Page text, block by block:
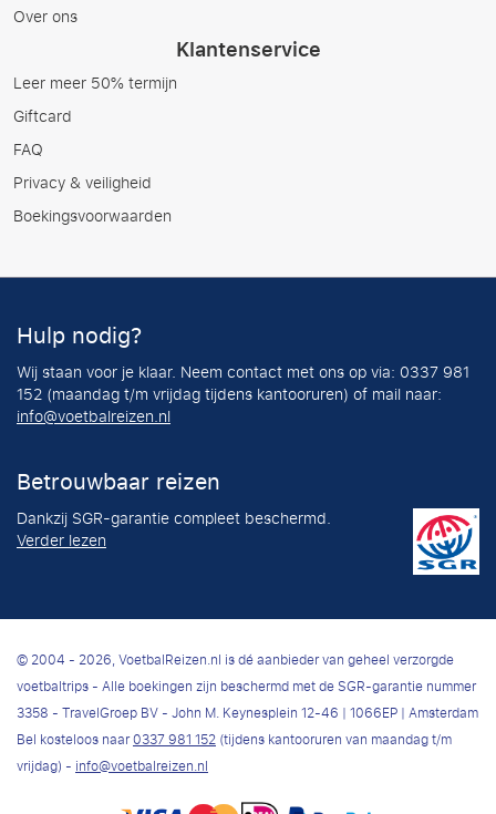
Over ons
Klantenservice
Leer meer 50% termijn
Giftcard
FAQ
Privacy & veiligheid
Boekingsvoorwaarden
Hulp nodig?
Wij staan voor je klaar. Neem contact met ons op via: 0337 981
152 (maandag t/m vrijdag tijdens kantooruren) of mail naar:
info@voetbalreizen.nl
Betrouwbaar reizen
Dankzij SGR-garantie compleet beschermd.
Verder lezen
© 2004 - 2026, VoetbalReizen.nl is dé aanbieder van geheel verzorgde
voetbaltrips - Alle boekingen zijn beschermd met de SGR-garantie nummer
3358 - TravelGroep BV - John M. Keynesplein 12-46 | 1066EP | Amsterdam
Bel kosteloos naar0337 981 152(tijdens kantooruren van maandag t/m
vrijdag) -info@voetbalreizen.nl